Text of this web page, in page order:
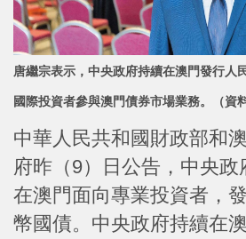
唐繼宗表示，中央政府持續在澳門發行人
國際投資者參與澳門債券市場業務。（資
中華人民共和國財政部和
府昨（9）日公告，中央政
在澳門面向專業投資者，
幣國債。中央政府持續在